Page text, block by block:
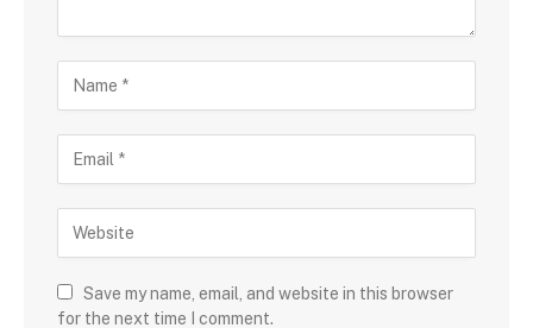
Save my name, email, and website in this browser
for the next time I comment.